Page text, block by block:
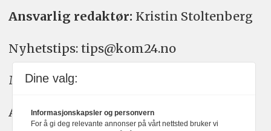
Ansvarlig redaktør: Kristin Stoltenberg
Nyhetstips: tips@kom24.no
Meninger: meninger@kom24.no
Annonse: annonse@watchmedia.no
Dine valg:
Informasjonskapsler og personvern
For å gi deg relevante annonser på vårt nettsted bruker vi